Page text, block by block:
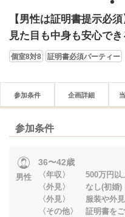
1
【男性は証明書提示必須
見た目も中身も安心で
個室8対8 証明書必須パーティー
参加条件 企画詳細
参加条件
男性
36〜42歳
〈年収〉 500万円以
〈外見〉 なし(初婚)
〈外見〉 服装や外見
〈その他〉 証明書を